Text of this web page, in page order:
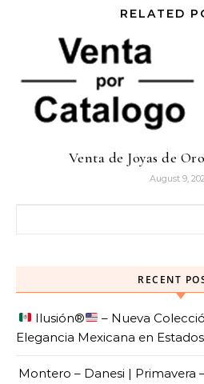
RELATED
Venta de Joyas de
August 9,
RECENT
Ilusión®️
– Nueva
Elegancia Mexicana en
Montero – Danesi | Primavera